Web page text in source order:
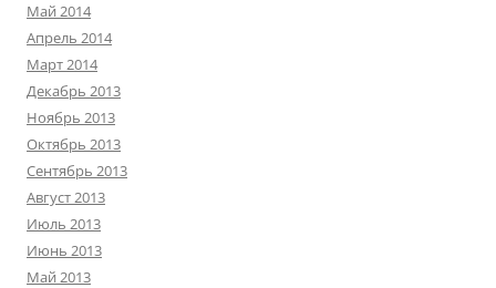
Май 2014
Апрель 2014
Март 2014
Декабрь 2013
Ноябрь 2013
Октябрь 2013
Сентябрь 2013
Август 2013
Июль 2013
Июнь 2013
Май 2013